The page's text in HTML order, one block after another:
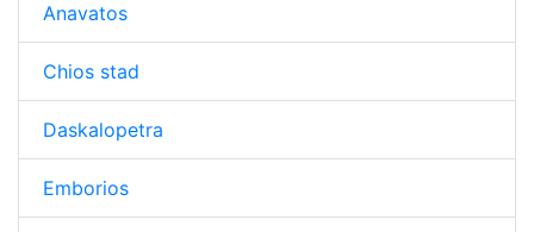
Anavatos
Chios stad
Daskalopetra
Emborios